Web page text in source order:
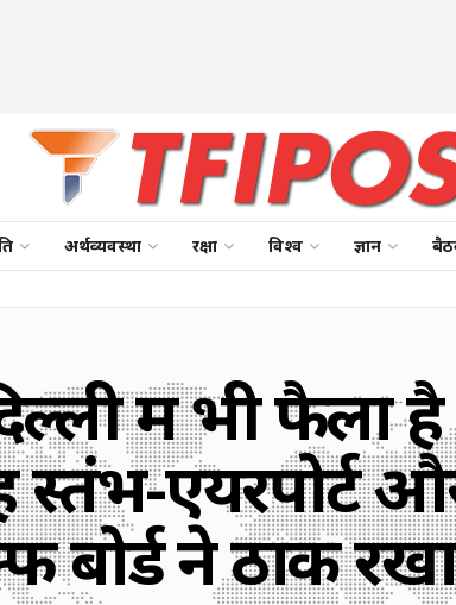
अर्थव्यवस्था रक्षा विश्व ज्ञान
में भी फैला है
स्तंभ-एयरपोर्ट
बोर्ड ने ठोंक